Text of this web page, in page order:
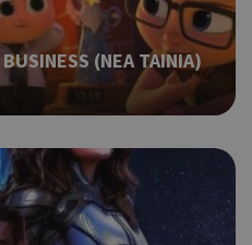
BUSINESS (ΝΕΑ ΤΑΙΝΙΑ)